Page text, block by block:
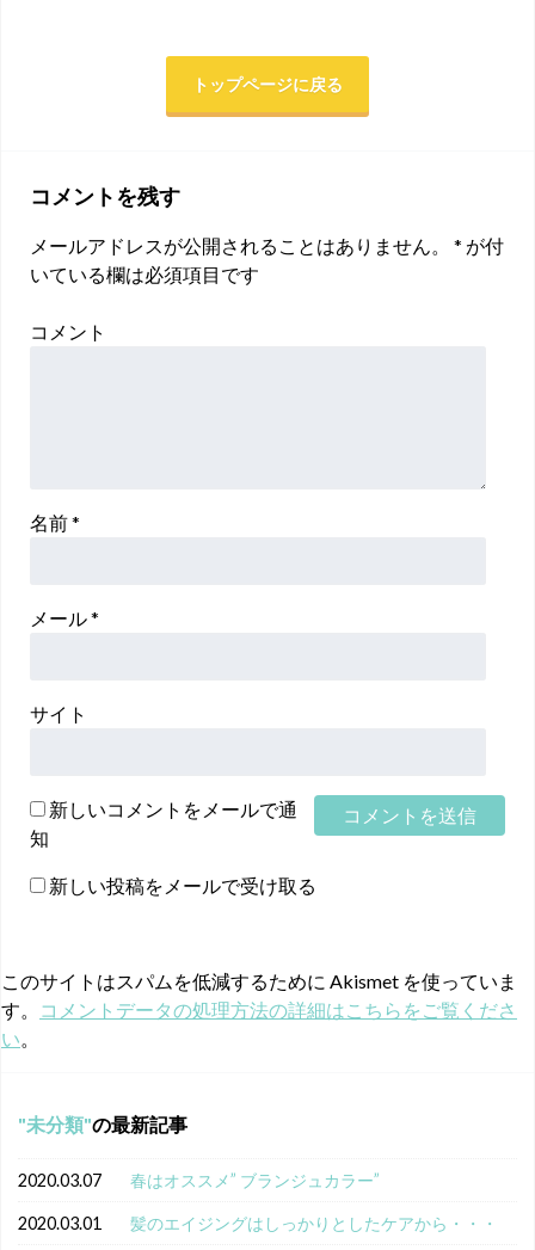
トップページに戻る
コメントを残す
メールアドレスが公開されることはありません。 * が付
いている欄は必須項目です
コメント
名前*
メール*
サイト
新しいコメントをメールで通
知
新しい投稿をメールで受け取る
このサイトはスパムを低減するために Akismet を使っていま
す。
コメントデータの処理方法の詳細はこちらをご覧くださ
い。
未分類 の最新記事
2020.03.07 春はオススメ” ブランジュカラー”
2020.03.01 髪のエイジングはしっかりとしたケアから・・・